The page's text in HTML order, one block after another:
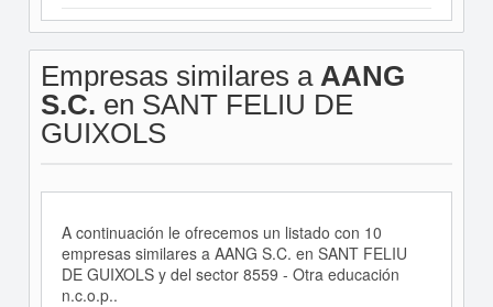
Empresas similares a AANG
S.C. en SANT FELIU DE
GUIXOLS
A continuación le ofrecemos un listado con 10
empresas similares a AANG S.C. en SANT FELIU
DE GUIXOLS y del sector 8559 - Otra educación
n.c.o.p..